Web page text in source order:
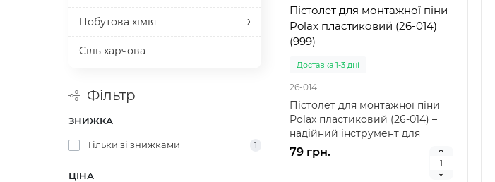
Побутова хімія
Сіль харчова
Фільтр
ЗНИЖКА
Тільки зі знижками 1
ЦІНА
Пістолет для монтажної піни
Polax пластиковий (26-014)
(999)
Доставка 1-3 дні
26-014
Пістолет для монтажної піни
Polax пластиковий (26-014) –
надійний інструмент для
професійного та дом..
79 грн.